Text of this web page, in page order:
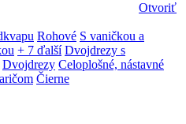
Otvoriť
Rohové S vaničkou a
+ 7 ďalší Dvojdrezy s
Dvojdrezy Celoplošné, nástavné
Čierne